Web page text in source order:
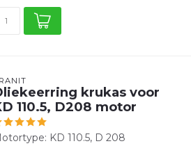
krukas voor
110.5, D208 motor
KD 110.5, D 208